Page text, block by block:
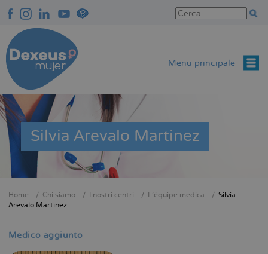
contenuto
principale
Menu principale
Silvia Arevalo Martinez
Briciole
pane
Home Chi siamo I nostri centri L'équipe medica
Silvia
Arevalo Martinez
Medico aggiunto